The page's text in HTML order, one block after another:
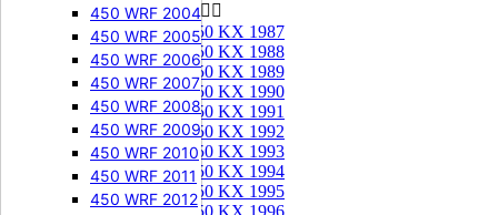
450 WRF 2004
450 WRF 2005
450 WRF 2006
450 WRF 2007
450 WRF 2008
450 WRF 2009
450 WRF 2010
450 WRF 2011
450 WRF 2012
250 KX 
250 KX 1987
250 KX 1988
250 KX 1989
250 KX 1990
250 KX 1991
250 KX 1992
250 KX 1993
250 KX 1994
250 KX 1995
250 KX 1996